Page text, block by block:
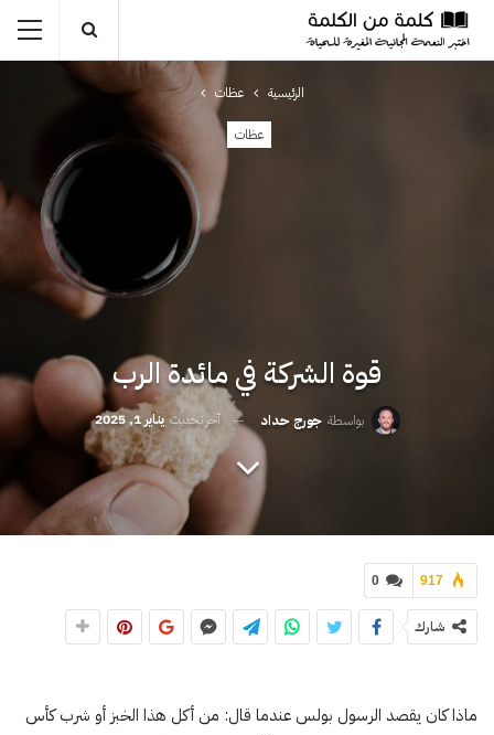
الرئيسية عظات
عظات
قوة الشركة في مائدة الرب
بواسطة جورج حداد آخر تحديث يناير 1, 2025
0 917
شارك
ماذا كان يقصد الرسول بولس عندما قال: من أكل هذا الخبز أو شرب كأس